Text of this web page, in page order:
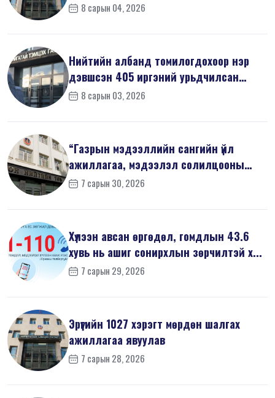
хари...
8 сарын 04, 2026
Нийтийн албанд томилогдохоор нэр
дэвшсэн 405 иргэний урьдчилсан
мэдүүл...
8 сарын 03, 2026
“Газрын мэдээллийн сангийн үйл
ажиллагаа, мэдээлэл солилцооны
журам”-...
7 сарын 30, 2026
Хүлээн авсан өргөдөл, гомдлын 43.6
хувь нь ашиг сонирхлын зөрчилтэй х...
7 сарын 29, 2026
Эрүүгийн 1027 хэрэгт мөрдөн шалгах
ажиллагаа явуулав
7 сарын 28, 2026